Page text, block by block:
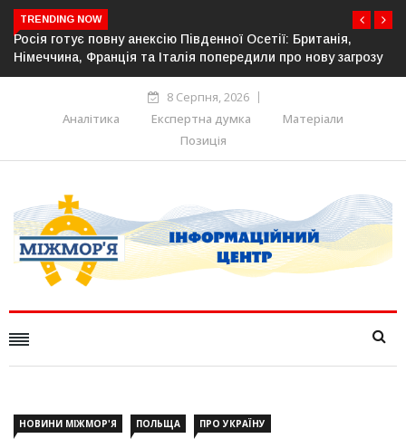
TRENDING NOW
нову загрозу
Естонія посилює кордон із Росією:
прикордонної інфраструктури
8 Серпня, 2026
Аналітика
Експертна думка
Матеріали
Позиція
НОВИНИ МІЖМОР'Я ПОЛЬЩА ПРО УКРАЇНУ